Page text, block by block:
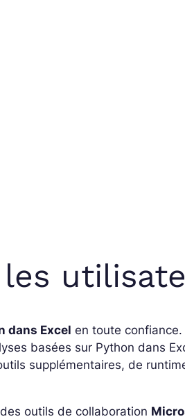
dans Excel en toute
basées sur Python dans
supplémentaires, de
outils de collaboration